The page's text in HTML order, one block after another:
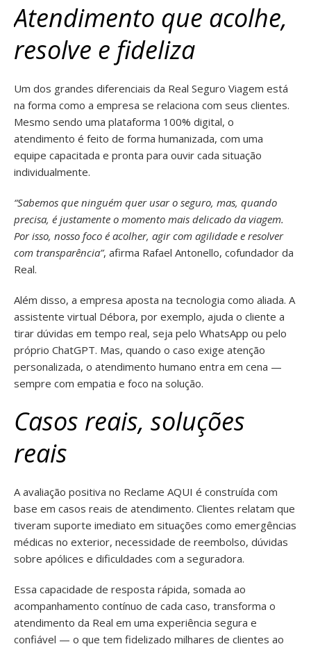
Atendimento que acolhe,
resolve e fideliza
Um dos grandes diferenciais da Real Seguro Viagem está
na forma como a empresa se relaciona com seus clientes.
Mesmo sendo uma plataforma 100% digital, o
atendimento é feito de forma humanizada, com uma
equipe capacitada e pronta para ouvir cada situação
individualmente.
“Sabemos que ninguém quer usar o seguro, mas, quando
precisa, é justamente o momento mais delicado da viagem.
Por isso, nosso foco é acolher, agir com agilidade e resolver
com transparência”, afirma Rafael Antonello, cofundador da
Real.
Além disso, a empresa aposta na tecnologia como aliada. A
assistente virtual Débora, por exemplo, ajuda o cliente a
tirar dúvidas em tempo real, seja pelo WhatsApp ou pelo
próprio ChatGPT. Mas, quando o caso exige atenção
personalizada, o atendimento humano entra em cena —
sempre com empatia e foco na solução.
Casos reais, soluções
reais
A avaliação positiva no Reclame AQUI é construída com
base em casos reais de atendimento. Clientes relatam que
tiveram suporte imediato em situações como emergências
médicas no exterior, necessidade de reembolso, dúvidas
sobre apólices e dificuldades com a seguradora.
Essa capacidade de resposta rápida, somada ao
acompanhamento contínuo de cada caso, transforma o
atendimento da Real em uma experiência segura e
confiável — o que tem fidelizado milhares de clientes ao